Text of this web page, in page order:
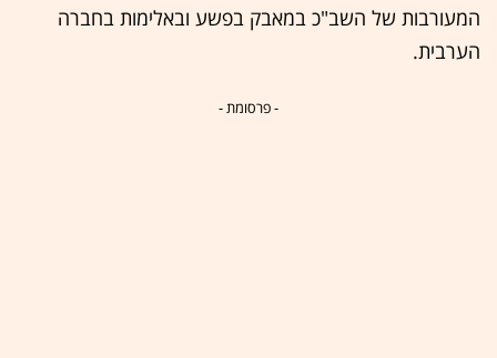
המעורבות של השב"כ במאבק בפשע ובאלימות בחברה
הערבית.
- פרסומת -